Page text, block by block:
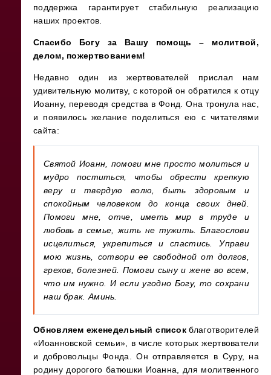
поддержка гарантирует стабильную реализацию
наших проектов.
Спасибо Богу за Вашу помощь – молитвой,
делом, пожертвованием!
Недавно один из жертвователей прислал нам
удивительную молитву, с которой он обратился к отцу
Иоанну, переводя средства в Фонд. Она тронула нас,
и появилось желание поделиться ею с читателями
сайта:
Святой Иоанн, помоги мне просто молиться и
мудро поститься, чтобы обрести крепкую
веру и твердую волю, быть здоровым и
спокойным человеком до конца своих дней.
Помоги мне, отче, иметь мир в труде и
любовь в семье, жить не тужить. Благослови
исцелиться, укрепиться и спастись. Управи
мою жизнь, сотвори ее свободной от долгов,
грехов, болезней. Помоги сыну и жене во всем,
что им нужно. И если угодно Богу, то сохрани
наш брак. Аминь.
Обновляем еженедельный список благотворителей
«Иоанновской семьи», в числе которых жертвователи
и добровольцы Фонда. Он отправляется в Суру, на
родину дорогого батюшки Иоанна, для молитвенного